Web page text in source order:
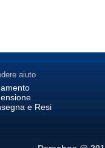
aiuto
e Resi